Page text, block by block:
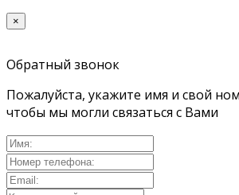
×
Обратный звонок
Пожалуйста, укажите имя и свой
чтобы мы могли связаться с Вами